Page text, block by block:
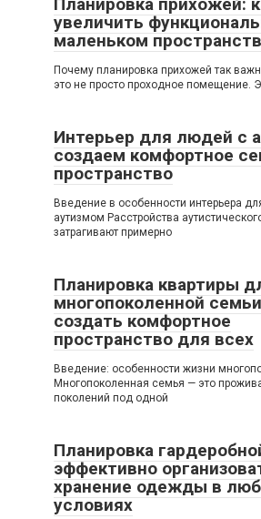
увеличить
маленьком
Почему планировка прихожей так
это не просто проходное помещение.
Интерьер для людей с
создаем комфортное
пространство
Введение в особенности интерьера
аутизмом Расстройства
затрагивают примерно
Планировка квартиры
многопоколенной
создать комфортное
пространство для всех
Введение: особенности жизни
Многопоколенная семья — это
поколений под одной
Планировка
эффективно
хранение одежды в
условиях